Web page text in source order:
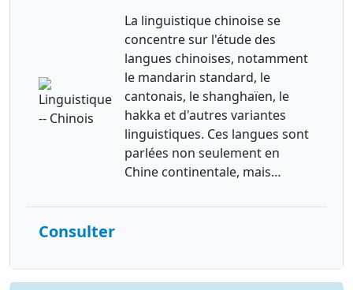
La linguistique chinoise se
concentre sur l'étude des
langues chinoises, notamment
le mandarin standard, le
cantonais, le shanghaïen, le
hakka et d'autres variantes
linguistiques. Ces langues sont
parlées non seulement en
Chine continentale, mais…
Consulter